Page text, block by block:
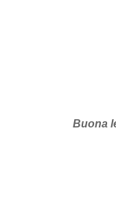
Buona